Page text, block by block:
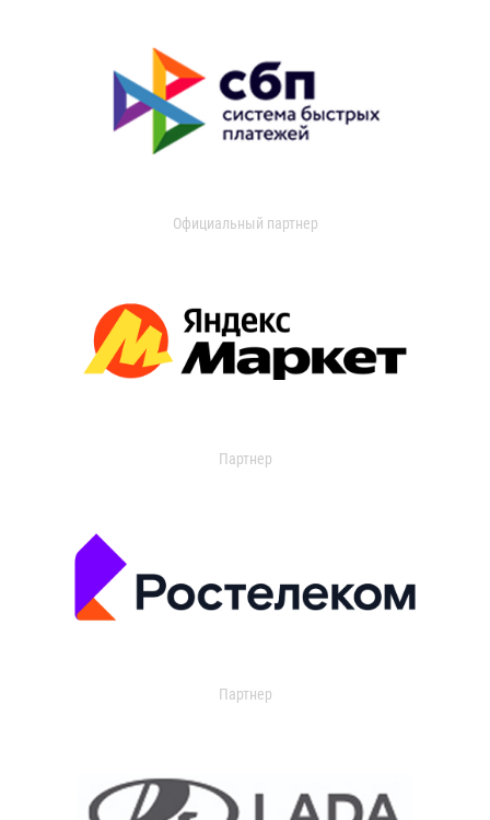
Официальный партнер
Партнер
Партнер